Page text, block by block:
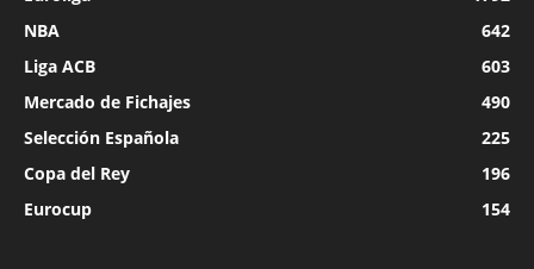
NBA
642
Liga ACB
603
Mercado de Fichajes
490
Selección Española
225
Copa del Rey
196
Eurocup
154